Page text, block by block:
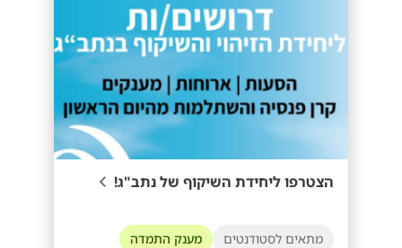
הצטרפו ליחידת השיקוף של נתב"ג!
מתאים לסטודנטים מענק התמדה